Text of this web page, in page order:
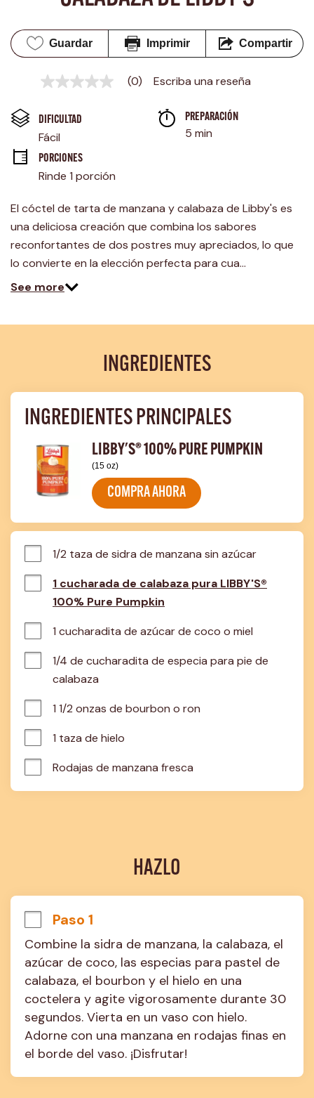
Guardar Imprimir Compartir
Sin
en
la
misma
página.
(0) Escriba una reseña
DIFICULTAD
Fácil
PREPARACIÓN
5 min
PORCIONES
Rinde 1 porción
El cóctel de tarta de manzana y calabaza de Libby's es
una deliciosa creación que combina los sabores
reconfortantes de dos postres muy apreciados, lo que
lo convierte en la elección perfecta para cua…
See more
INGREDIENTES
INGREDIENTES PRINCIPALES
LIBBY'S® 100% PURE PUMPKIN
(15 oz)
COMPRA AHORA
1/2 taza de sidra de manzana sin azúcar
1 cucharada de calabaza pura LIBBY'S®
100% Pure Pumpkin
1 cucharadita de azúcar de coco o miel
1/4 de cucharadita de especia para pie de
calabaza
1 1/2 onzas de bourbon o ron
1 taza de hielo
Rodajas de manzana fresca
HAZLO
Paso 1
Combine la sidra de manzana, la calabaza, el
azúcar de coco, las especias para pastel de
calabaza, el bourbon y el hielo en una
coctelera y agite vigorosamente durante 30
segundos. Vierta en un vaso con hielo.
Adorne con una manzana en rodajas finas en
el borde del vaso. ¡Disfrutar!